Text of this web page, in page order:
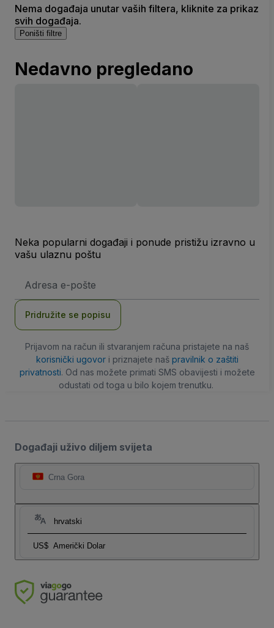
Nema događaja unutar vaših filtera, kliknite za prikaz
svih događaja.
Poništi filtre
Nedavno pregledano
Neka popularni događaji i ponude pristižu izravno u
vašu ulaznu poštu
mail
Pridružite se popisu
Prijavom na račun ili stvaranjem računa pristajete na naš
korisnički ugovori priznajete naš pravilnik o zaštiti
privatnosti. Od nas možete primati SMS obavijesti i možete
odustati od toga u bilo kojem trenutku.
Događaji uživo diljem svijeta
Crna Gora
hrvatski
US$ Američki Dolar